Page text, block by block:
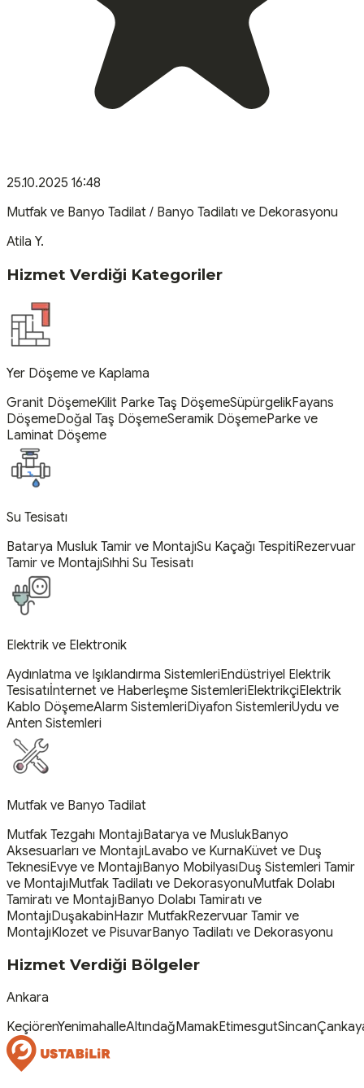
25.10.2025 16:48
Mutfak ve Banyo Tadilat / Banyo Tadilatı ve Dekorasyonu
Atila Y.
Hizmet Verdiği Kategoriler
Yer Döşeme ve Kaplama
Granit DöşemeKilit Parke Taş DöşemeSüpürgelikFayans
DöşemeDoğal Taş DöşemeSeramik DöşemeParke ve
Laminat Döşeme
Su Tesisatı
Batarya Musluk Tamir ve MontajıSu Kaçağı TespitiRezervuar
Tamir ve MontajıSıhhi Su Tesisatı
Elektrik ve Elektronik
Aydınlatma ve Işıklandırma SistemleriEndüstriyel Elektrik
Tesisatıİnternet ve Haberleşme SistemleriElektrikçiElektrik
Kablo DöşemeAlarm SistemleriDiyafon SistemleriUydu ve
Anten Sistemleri
Mutfak ve Banyo Tadilat
Mutfak Tezgahı MontajıBatarya ve MuslukBanyo
Aksesuarları ve MontajıLavabo ve KurnaKüvet ve Duş
TeknesiEvye ve MontajıBanyo MobilyasıDuş Sistemleri Tamir
ve MontajıMutfak Tadilatı ve DekorasyonuMutfak Dolabı
Tamiratı ve MontajıBanyo Dolabı Tamiratı ve
MontajıDuşakabinHazır MutfakRezervuar Tamir ve
MontajıKlozet ve PisuvarBanyo Tadilatı ve Dekorasyonu
Hizmet Verdiği Bölgeler
Ankara
KeçiörenYenimahalleAltındağMamakEtimesgutSincan